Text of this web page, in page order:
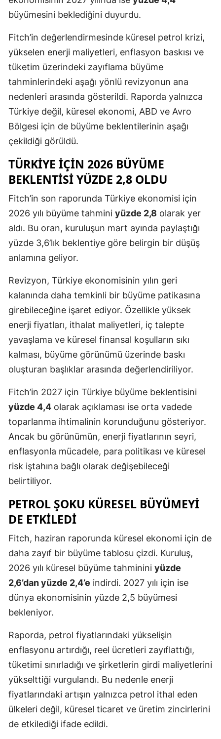
büyümesini beklediğini duyurdu.
Fitch’in değerlendirmesinde küresel petrol krizi,
yükselen enerji maliyetleri, enflasyon baskısı ve
tüketim üzerindeki zayıflama büyüme
tahminlerindeki aşağı yönlü revizyonun ana
nedenleri arasında gösterildi. Raporda yalnızca
Türkiye değil, küresel ekonomi, ABD ve Avro
Bölgesi için de büyüme beklentilerinin aşağı
çekildiği görüldü.
TÜRKIYE IÇIN 2026 BÜYÜME
BEKLENTISI YÜZDE 2,8 OLDU
Fitch’in son raporunda Türkiye ekonomisi için
2026 yılı büyüme tahmini yüzde 2,8 olarak yer
aldı. Bu oran, kuruluşun mart ayında paylaştığı
yüzde 3,6’lık beklentiye göre belirgin bir düşüş
anlamına geliyor.
Revizyon, Türkiye ekonomisinin yılın geri
kalanında daha temkinli bir büyüme patikasına
girebileceğine işaret ediyor. Özellikle yüksek
enerji fiyatları, ithalat maliyetleri, iç talepte
yavaşlama ve küresel finansal koşulların sıkı
kalması, büyüme görünümü üzerinde baskı
oluşturan başlıklar arasında değerlendiriliyor.
Fitch’in 2027 için Türkiye büyüme beklentisini
yüzde 4,4 olarak açıklaması ise orta vadede
toparlanma ihtimalinin korunduğunu gösteriyor.
Ancak bu görünümün, enerji fiyatlarının seyri,
enflasyonla mücadele, para politikası ve küresel
risk iştahına bağlı olarak değişebileceği
belirtiliyor.
PETROL ŞOKU KÜRESEL BÜYÜMEYI
DE ETKILEDI
Fitch, haziran raporunda küresel ekonomi için de
daha zayıf bir büyüme tablosu çizdi. Kuruluş,
2026 yılı küresel büyüme tahminini yüzde
2,6’dan yüzde 2,4’e indirdi. 2027 yılı için ise
dünya ekonomisinin yüzde 2,5 büyümesi
bekleniyor.
Raporda, petrol fiyatlarındaki yükselişin
enflasyonu artırdığı, reel ücretleri zayıflattığı,
tüketimi sınırladığı ve şirketlerin girdi maliyetlerini
yükselttiği vurgulandı. Bu nedenle enerji
fiyatlarındaki artışın yalnızca petrol ithal eden
ülkeleri değil, küresel ticaret ve üretim zincirlerini
de etkilediği ifade edildi.